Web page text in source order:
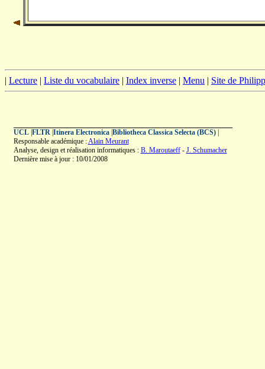
| Lecture | Liste du vocabulaire | Index inverse | Menu | Site de
UCL| FLTR| Itinera Electronica| Bibliotheca Classica Selecta (BCS)|
Responsable académique :Alain Meurant
Analyse, design et réalisation informatiques : B. Maroutaeff- J. Schumacher
Dernière mise à jour : 10/01/2008